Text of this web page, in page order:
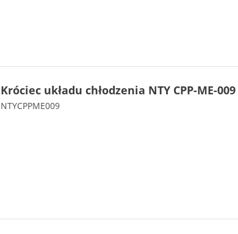
Króciec układu chłodzenia NTY CPP-ME-009
NTYCPPME009